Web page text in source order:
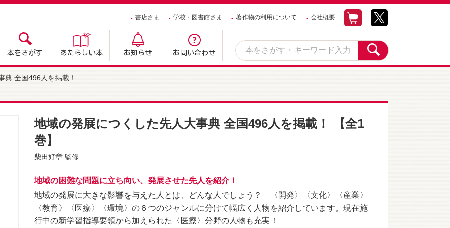
書店さま 学校・図書館さま 著作物の利用について 会社概要
本をさがす あたらしい本 お知らせ お問い合わせ
典 全国496人を掲載！
地域の発展につくした先人大事典 全国496人を掲載！ 【全1
巻】
柴田好章 監修
地域の困難な問題に立ち向い、発展させた先人を紹介！
地域の発展に大きな影響を与えた人とは、どんな人でしょう？ 〈開発〉〈文化〉〈産業〉
〈教育〉〈医療〉〈環境〉の６つのジャンルに分けて幅広く人物を紹介しています。現在施
行中の新学習指導要領から加えられた〈医療〉分野の人物も充実！